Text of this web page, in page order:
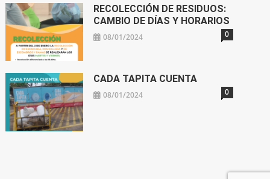
RECOLECCIÓN DE RESIDUOS:
CAMBIO DE DÍAS Y HORARIOS
08/01/2024 0
CADA TAPITA CUENTA
08/01/2024 0